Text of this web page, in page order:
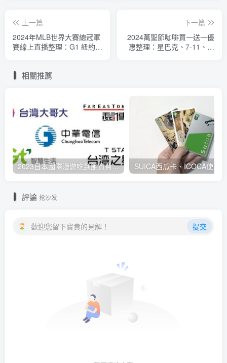
上一篇
2024年MLB世界大賽總冠軍
賽線上直播整理：G1 紐約洋
下一篇
2024萬聖節咖啡買一送一優
惠整理：星巴克、7-11、全
相關推薦
2023日本國際漫遊吃到飽資費懶人包：中華電信、遠傳電信、台灣大哥大、台灣之星、亞太電信
評論 抢沙发
歡迎您留下寶貴的見解！ 提交